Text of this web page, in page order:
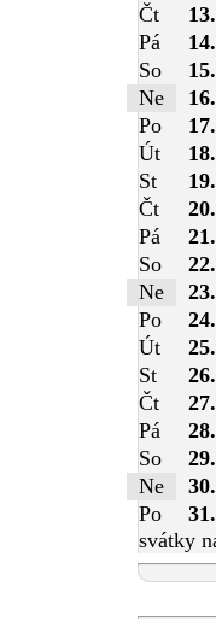
Čt
Pá
So
Ne
Po
Út
St
Čt
Pá
So
Ne
Po
Út
St
Čt
Pá
So
Ne
Po
svátky